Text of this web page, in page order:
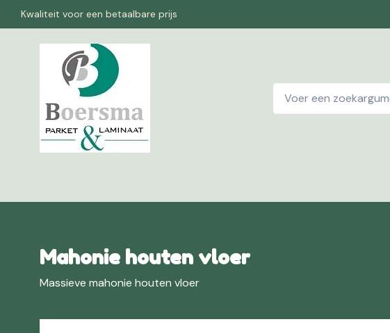
Kwaliteit voor een betaalbare prijs
Mahonie houten vloer
Massieve mahonie houten vloer